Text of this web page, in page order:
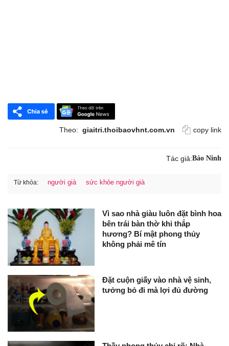
Theo: giaitri.thoibaovhnt.com.vn copy link
Tác giả:Bảo Ninh
Từ khóa: người già sức khỏe người già
Vì sao nhà giàu luôn đặt bình hoa
bên trái bàn thờ khi thắp
hương? Bí mật phong thủy
không phải mê tín
Đặt cuộn giấy vào nhà vệ sinh,
tưởng bỏ đi mà lợi đủ đường